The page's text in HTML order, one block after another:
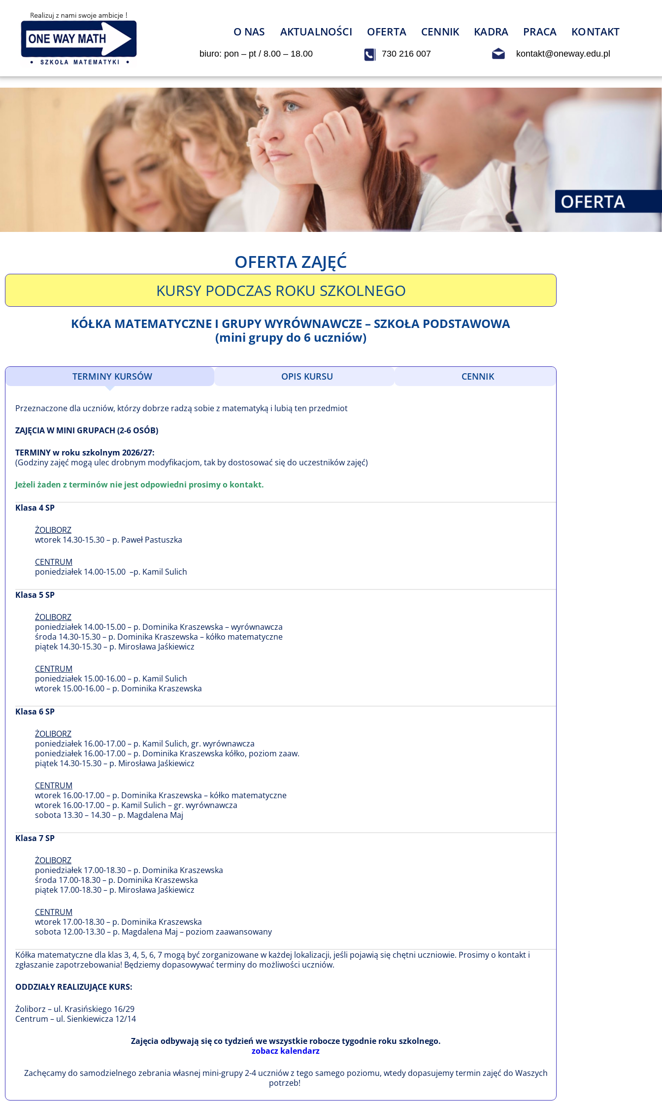
O NAS AKTUALNOŚCI OFERTA CENNIK KADRA PRACA KONTAKT
biuro: pon – pt / 8.00 – 18.00 730 216 007 kontakt@oneway.edu.pl
OFERTA ZAJĘĆ
KURSY PODCZAS ROKU SZKOLNEGO
KÓŁKA MATEMATYCZNE I GRUPY WYRÓWNAWCZE – SZKOŁA PODSTAWOWA
(mini grupy do 6 uczniów)
TERMINY KURSÓW OPIS KURSU CENNIK
Przeznaczone dla uczniów, którzy dobrze radzą sobie z matematyką i lubią ten przedmiot
ZAJĘCIA W MINI GRUPACH (2-6 OSÓB)
TERMINY w roku szkolnym 2026/27:
(Godziny zajęć mogą ulec drobnym modyfikacjom, tak by dostosować się do uczestników zajęć)
Jeżeli żaden z terminów nie jest odpowiedni prosimy o kontakt.
Klasa 4 SP
ŻOLIBORZ
wtorek 14.30-15.30 – p. Paweł Pastuszka
CENTRUM
poniedziałek 14.00-15.00 –p. Kamil Sulich
Klasa 5 SP
ŻOLIBORZ
poniedziałek 14.00-15.00 – p. Dominika Kraszewska – wyrównawcza
środa 14.30-15.30 – p. Dominika Kraszewska – kółko matematyczne
piątek 14.30-15.30 – p. Mirosława Jaśkiewicz
CENTRUM
poniedziałek 15.00-16.00 – p. Kamil Sulich
wtorek 15.00-16.00 – p. Dominika Kraszewska
Klasa 6 SP
ŻOLIBORZ
poniedziałek 16.00-17.00 – p. Kamil Sulich, gr. wyrównawcza
poniedziałek 16.00-17.00 – p. Dominika Kraszewska kółko, poziom zaaw.
piątek 14.30-15.30 – p. Mirosława Jaśkiewicz
CENTRUM
wtorek 16.00-17.00 – p. Dominika Kraszewska – kółko matematyczne
wtorek 16.00-17.00 – p. Kamil Sulich – gr. wyrównawcza
sobota 13.30 – 14.30 – p. Magdalena Maj
Klasa 7 SP
ŻOLIBORZ
poniedziałek 17.00-18.30 – p. Dominika Kraszewska
środa 17.00-18.30 – p. Dominika Kraszewska
piątek 17.00-18.30 – p. Mirosława Jaśkiewicz
CENTRUM
wtorek 17.00-18.30 – p. Dominika Kraszewska
sobota 12.00-13.30 – p. Magdalena Maj – poziom zaawansowany
Kółka matematyczne dla klas 3, 4, 5, 6, 7 mogą być zorganizowane w każdej lokalizacji, jeśli pojawią się chętni uczniowie. Prosimy o kontakt i
zgłaszanie zapotrzebowania! Będziemy dopasowywać terminy do możliwości uczniów.
ODDZIAŁY REALIZUJĄCE KURS:
Żoliborz – ul. Krasińskiego 16/29
Centrum – ul. Sienkiewicza 12/14
Zajęcia odbywają się co tydzień we wszystkie robocze tygodnie roku szkolnego.
zobacz kalendarz
Zachęcamy do samodzielnego zebrania własnej mini-grupy 2-4 uczniów z tego samego poziomu, wtedy dopasujemy termin zajęć do Waszych
potrzeb!